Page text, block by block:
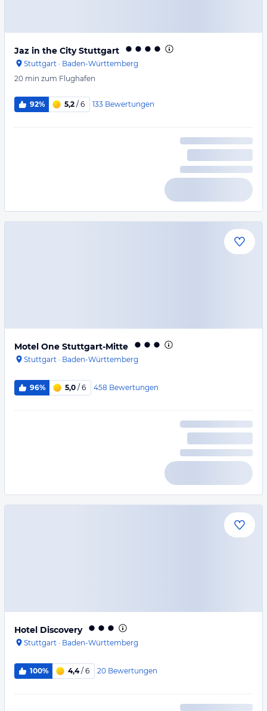
Jaz in the City Stuttgart
Stuttgart · Baden-Württemberg
20 min zum Flughafen
92% 5,2 / 6 133 Bewertungen
Motel One Stuttgart-Mitte
Stuttgart · Baden-Württemberg
96% 5,0 / 6 458 Bewertungen
Hotel Discovery
Stuttgart · Baden-Württemberg
100% 4,4/ 6 20 Bewertungen